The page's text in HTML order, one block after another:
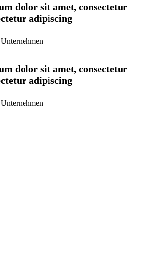
dolor sit amet, consectetur
adipiscing
dolor sit amet, consectetur
adipiscing